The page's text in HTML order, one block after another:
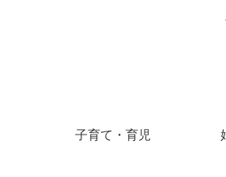
子育て・育児